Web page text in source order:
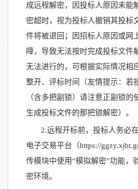
成远程解密，因投标人原因未能
密超时，视为投标人撤销其投标
件将被退回；因招标人原因或网
障，导致无法按时完成投标文件
无法进行的，可根据实际情况相
整开、评标时间（友情提示：若
（含多把副锁）请注意正副锁的
生成投标文件的那把锁解密）。
2.远程开标前，投标人务必在
电子交易平台 （https://
传模块中使用“模拟解密”功能，
密环境。